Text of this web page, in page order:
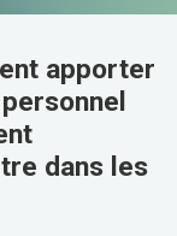
apporter
dans les